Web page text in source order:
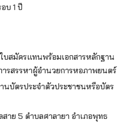
บ 1 ปี
สมัครแทนพร้อมเอกสารหลักฐาน
รสรรหาผู้อำนวยการหอภาพยนตร์
บัตรประจำตัวประชาชนหรือบัตร
ย 5 ตำบลศาลายา อำเภอพุทธ